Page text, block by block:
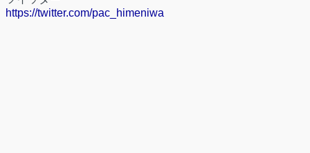
https://twitter.com/pac_himeniwa